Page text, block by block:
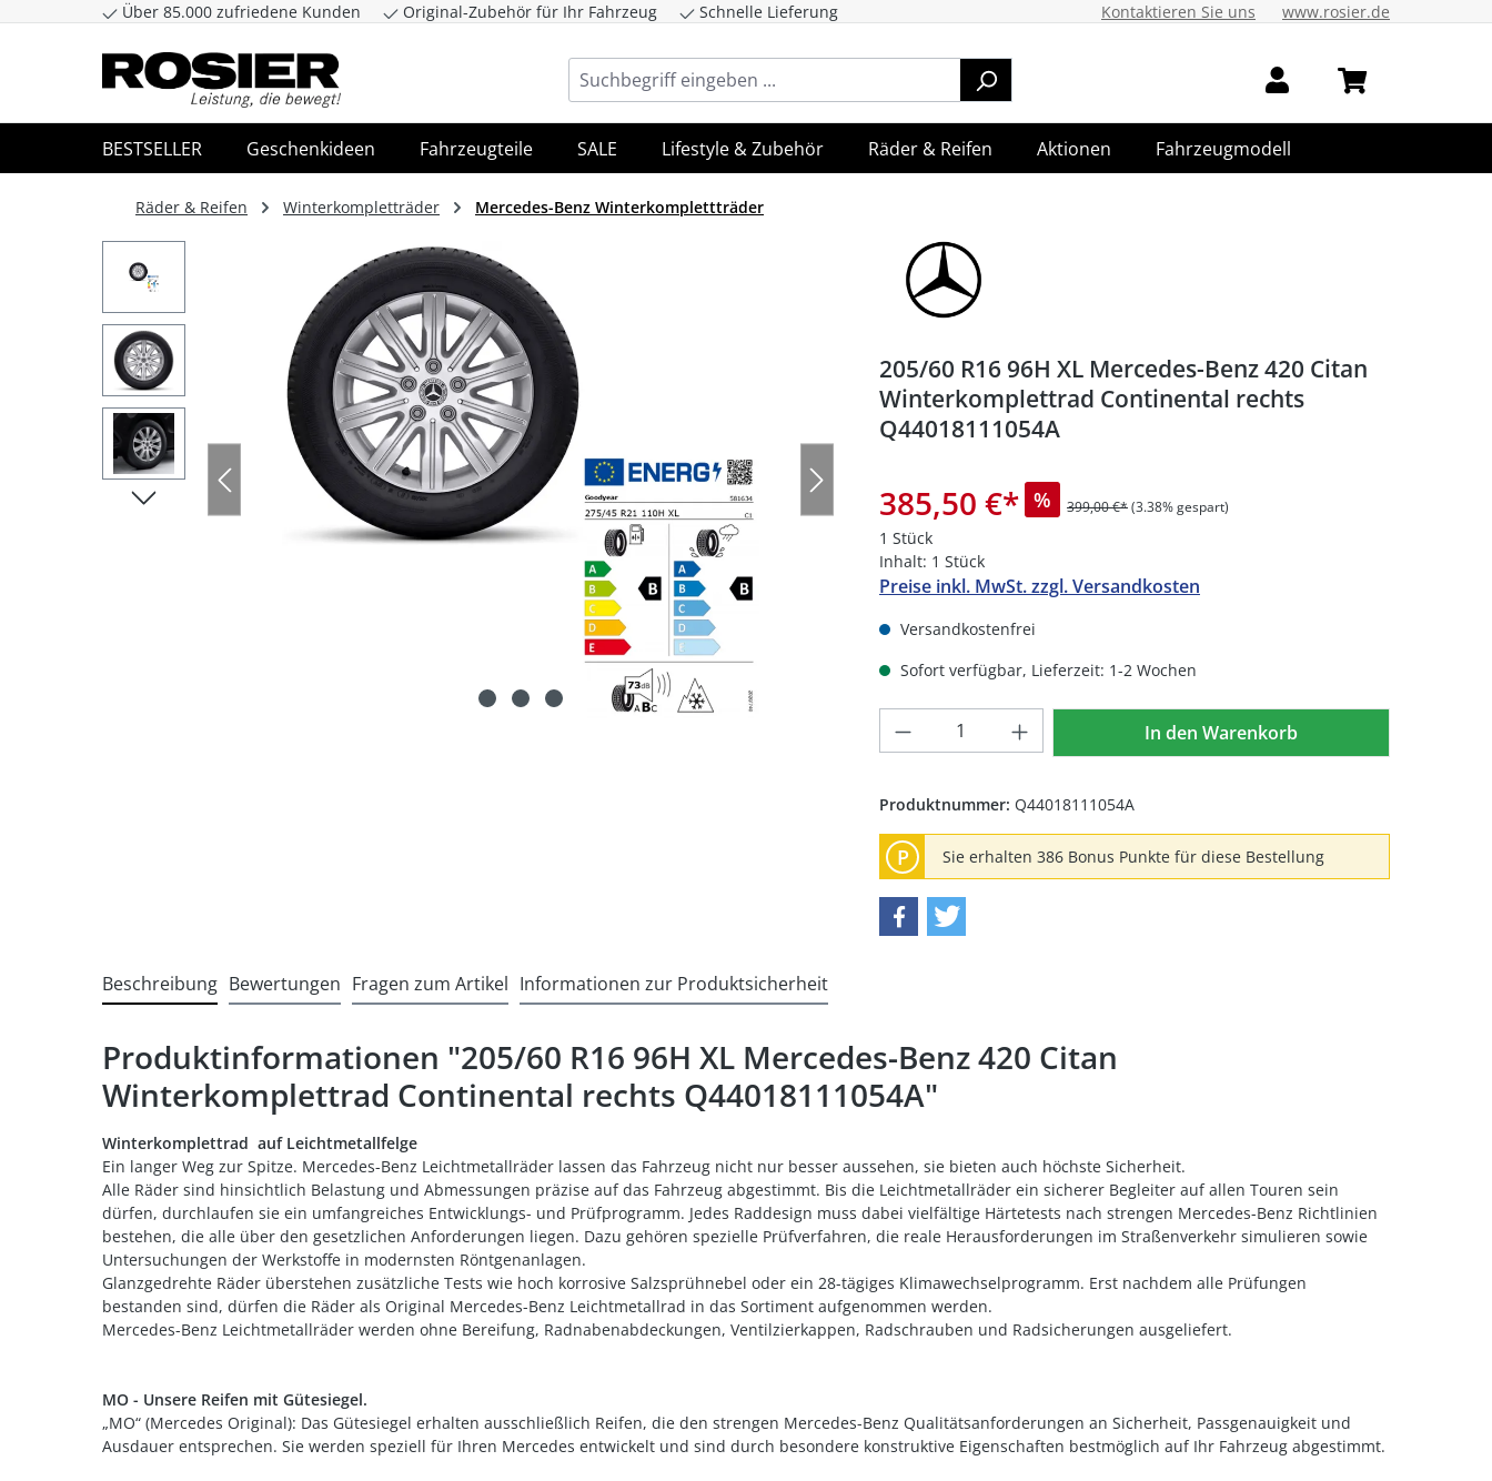
Zum Hauptinhalt springen Zur Suche springen Zur Hauptnavigation springen
Über 85.000 zufriedene Kunden Original-Zubehör für Ihr Fahrzeug Schnelle Lieferung Kontaktieren Sie uns www.rosier.de
BESTSELLER Geschenkideen Fahrzeugteile SALE Lifestyle & Zubehör Räder & Reifen Aktionen Fahrzeugmodell
Räder & Reifen Winterkompletträder Mercedes-Benz Winterkomplettträder
205/60 R16 96H XL Mercedes-Benz 420 Citan
Winterkomplettrad Continental rechts
Q44018111054A
385,50 €* % 399,00 €*(3.38% gespart)
1 Stück
Inhalt: 1 Stück
Preise inkl. MwSt. zzgl. Versandkosten
Versandkostenfrei
Sofort verfügbar, Lieferzeit: 1-2 Wochen
Produkt Anzahl: Gib den gewünschten Wert
In den Warenkorb
Produktnummer: Q44018111054A
P Sie erhalten 386 Bonus Punkte für diese Bestellung
Beschreibung Bewertungen Fragen zum Artikel Informationen zur Produktsicherheit
Produktinformationen "205/60 R16 96H XL Mercedes-Benz 420 Citan
Winterkomplettrad Continental rechts Q44018111054A"
Winterkomplettrad auf Leichtmetallfelge
Ein langer Weg zur Spitze. Mercedes-Benz Leichtmetallräder lassen das Fahrzeug nicht nur besser aussehen, sie bieten auch höchste Sicherheit.
Alle Räder sind hinsichtlich Belastung und Abmessungen präzise auf das Fahrzeug abgestimmt. Bis die Leichtmetallräder ein sicherer Begleiter auf allen Touren sein
dürfen, durchlaufen sie ein umfangreiches Entwicklungs- und Prüfprogramm. Jedes Raddesign muss dabei vielfältige Härtetests nach strengen Mercedes-Benz Richtlinien
bestehen, die alle über den gesetzlichen Anforderungen liegen. Dazu gehören spezielle Prüfverfahren, die reale Herausforderungen im Straßenverkehr simulieren sowie
Untersuchungen der Werkstoffe in modernsten Röntgenanlagen.
Glanzgedrehte Räder überstehen zusätzliche Tests wie hoch korrosive Salzsprühnebel oder ein 28-tägiges Klimawechselprogramm. Erst nachdem alle Prüfungen
bestanden sind, dürfen die Räder als Original Mercedes-Benz Leichtmetallrad in das Sortiment aufgenommen werden.
Mercedes-Benz Leichtmetallräder werden ohne Bereifung, Radnabenabdeckungen, Ventilzierkappen, Radschrauben und Radsicherungen ausgeliefert.
MO - Unsere Reifen mit Gütesiegel.
„MO“ (Mercedes Original): Das Gütesiegel erhalten ausschließlich Reifen, die den strengen Mercedes-Benz Qualitätsanforderungen an Sicherheit, Passgenauigkeit und
Ausdauer entsprechen. Sie werden speziell für Ihren Mercedes entwickelt und sind durch besondere konstruktive Eigenschaften bestmöglich auf Ihr Fahrzeug abgestimmt.